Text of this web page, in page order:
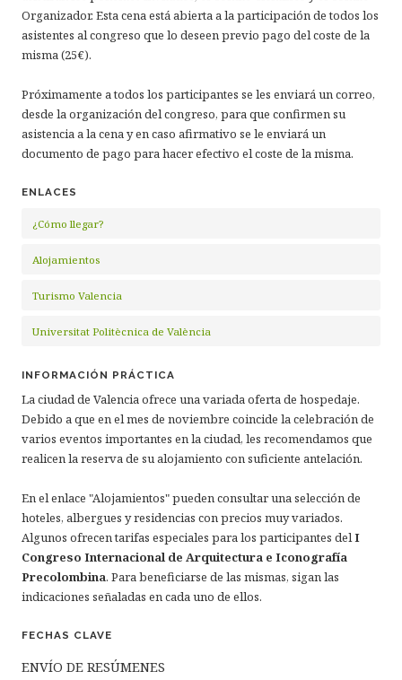
Organizador. Esta cena está abierta a la participación de todos los
asistentes al congreso que lo deseen previo pago del coste de la
misma (25€).
Próximamente a todos los participantes se les enviará un correo,
desde la organización del congreso, para que confirmen su
asistencia a la cena y en caso afirmativo se le enviará un
documento de pago para hacer efectivo el coste de la misma.
ENLACES
¿Cómo llegar?
Alojamientos
Turismo Valencia
Universitat Politècnica de València
INFORMACIÓN PRÁCTICA
La ciudad de Valencia ofrece una variada oferta de hospedaje.
Debido a que en el mes de noviembre coincide la celebración de
varios eventos importantes en la ciudad, les recomendamos que
realicen la reserva de su alojamiento con suficiente antelación.
En el enlace "Alojamientos" pueden consultar una selección de
hoteles, albergues y residencias con precios muy variados.
Algunos ofrecen tarifas especiales para los participantes delI
Congreso Internacional de Arquitectura e Iconografía
Precolombina. Para beneficiarse de las mismas, sigan las
indicaciones señaladas en cada uno de ellos.
FECHAS CLAVE
ENVÍO DE RESÚMENES